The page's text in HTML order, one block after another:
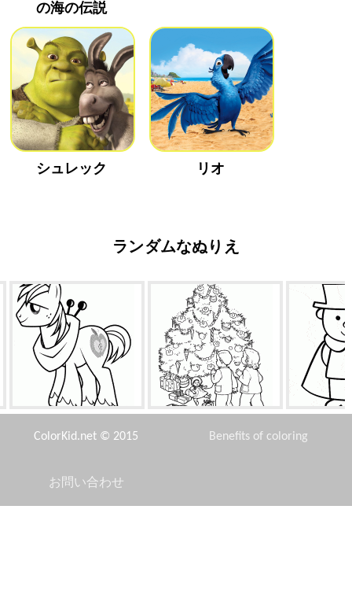
の海の伝説
シュレック リオ
ランダムなぬりえ
アップルジャックの弟
アメージングクリスマスツリ
トレ
ColorKid.net © 2015 Benefits of coloring
お問い合わせ